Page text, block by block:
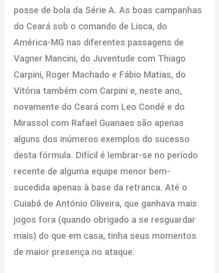
posse de bola da Série A. As boas campanhas
do Ceará sob o comando de Lisca, do
América-MG nas diferentes passagens de
Vagner Mancini, do Juventude com Thiago
Carpini, Roger Machado e Fábio Matias, do
Vitória também com Carpini e, neste ano,
novamente do Ceará com Leo Condé e do
Mirassol com Rafael Guanaes são apenas
alguns dos inúmeros exemplos do sucesso
desta fórmula. Difícil é lembrar-se no período
recente de alguma equipe menor bem-
sucedida apenas à base da retranca. Até o
Cuiabá de António Oliveira, que ganhava mais
jogos fora (quando obrigado a se resguardar
mais) do que em casa, tinha seus momentos
de maior presença no ataque.